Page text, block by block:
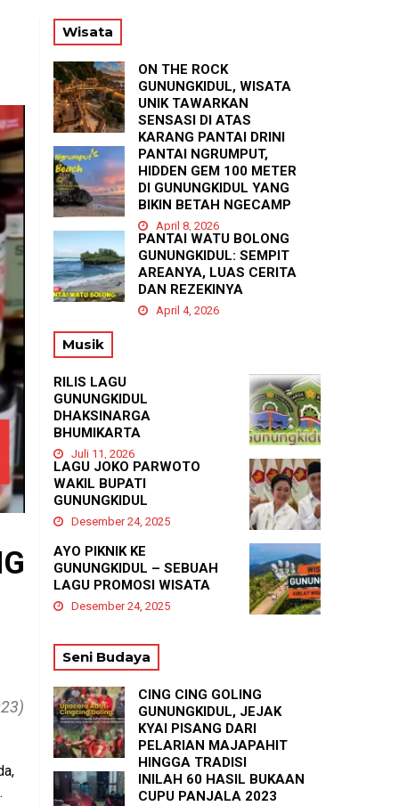
Wisata
ON THE ROCK
GUNUNGKIDUL, WISATA
UNIK TAWARKAN
SENSASI DI ATAS
KARANG PANTAI DRINI
April 23, 2026
PANTAI NGRUMPUT,
HIDDEN GEM 100 METER
DI GUNUNGKIDUL YANG
BIKIN BETAH NGECAMP
April 8, 2026
PANTAI WATU BOLONG
GUNUNGKIDUL: SEMPIT
AREANYA, LUAS CERITA
DAN REZEKINYA
April 4, 2026
Musik
RILIS LAGU
GUNUNGKIDUL
DHAKSINARGA
BHUMIKARTA
Juli 11, 2026
LAGU JOKO PARWOTO
WAKIL BUPATI
GUNUNGKIDUL
Desember 24, 2025
AYO PIKNIK KE
GUNUNGKIDUL – SEBUAH
LAGU PROMOSI WISATA
Desember 24, 2025
Seni Budaya
CING CING GOLING
GUNUNGKIDUL, JEJAK
KYAI PISANG DARI
PELARIAN MAJAPAHIT
HINGGA TRADISI
TASYAKURAN
PADUKUHAN GEDANGAN
INILAH 60 HASIL BUKAAN
CUPU PANJALA 2023